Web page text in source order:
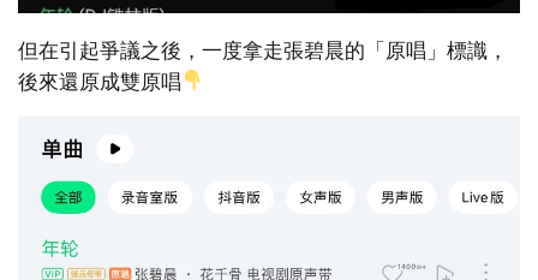
但在引起爭議之後，一度拿走張碧晨的「原唱」標識，
後來還原成雙原唱